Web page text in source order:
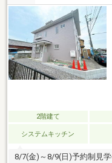
撤去、雨漏り点検、漏水
資可能額など、お客様の
初めての方でもお気軽に
立井上小学校170ｍ（徒歩2
2階建て
システムキッチン
8/7(金)～8/9(日)予約制見